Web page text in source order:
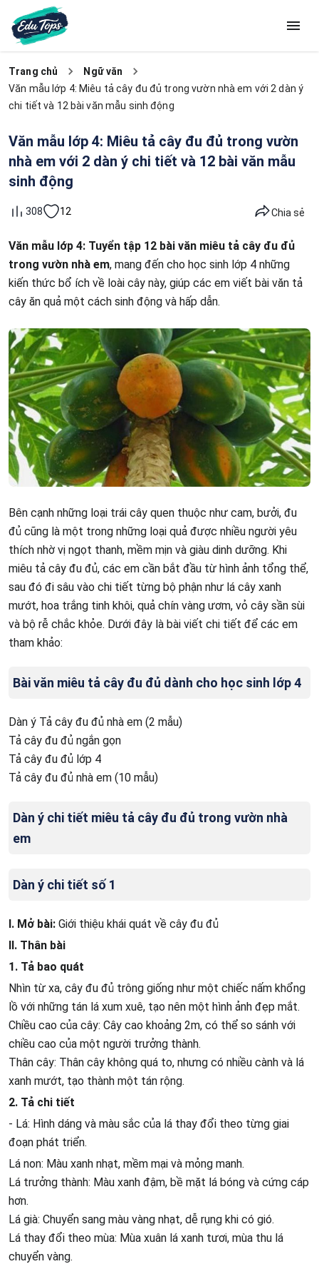
Trang chủ
Ngữ văn
Văn mẫu lớp 4: Miêu tả cây đu đủ trong vườn nhà em với 2 dàn ý
chi tiết và 12 bài văn mẫu sinh động
Văn mẫu lớp 4: Miêu tả cây đu đủ trong vườn
nhà em với 2 dàn ý chi tiết và 12 bài văn mẫu
sinh động
308 12 Chia sẻ
Văn mẫu lớp 4: Tuyển tập 12 bài văn miêu tả cây đu đủ
trong vườn nhà em, mang đến cho học sinh lớp 4 những
kiến thức bổ ích về loài cây này, giúp các em viết bài văn tả
cây ăn quả một cách sinh động và hấp dẫn.
Bên cạnh những loại trái cây quen thuộc như cam, bưởi, đu
đủ cũng là một trong những loại quả được nhiều người yêu
thích nhờ vị ngọt thanh, mềm mịn và giàu dinh dưỡng. Khi
miêu tả cây đu đủ, các em cần bắt đầu từ hình ảnh tổng thể,
sau đó đi sâu vào chi tiết từng bộ phận như lá cây xanh
mướt, hoa trắng tinh khôi, quả chín vàng ươm, vỏ cây sần sùi
và bộ rễ chắc khỏe. Dưới đây là bài viết chi tiết để các em
tham khảo:
Bài văn miêu tả cây đu đủ dành cho học sinh lớp 4
Dàn ý Tả cây đu đủ nhà em (2 mẫu)
Tả cây đu đủ ngắn gọn
Tả cây đu đủ lớp 4
Tả cây đu đủ nhà em (10 mẫu)
Dàn ý chi tiết miêu tả cây đu đủ trong vườn nhà
em
Dàn ý chi tiết số 1
I. Mở bài: Giới thiệu khái quát về cây đu đủ
II. Thân bài
1. Tả bao quát
Nhìn từ xa, cây đu đủ trông giống như một chiếc nấm khổng
lồ với những tán lá xum xuê, tạo nên một hình ảnh đẹp mắt.
Chiều cao của cây: Cây cao khoảng 2m, có thể so sánh với
chiều cao của một người trưởng thành.
Thân cây: Thân cây không quá to, nhưng có nhiều cành và lá
xanh mướt, tạo thành một tán rộng.
2. Tả chi tiết
- Lá: Hình dáng và màu sắc của lá thay đổi theo từng giai
đoạn phát triển.
Lá non: Màu xanh nhạt, mềm mại và mỏng manh.
Lá trưởng thành: Màu xanh đậm, bề mặt lá bóng và cứng cáp
hơn.
Lá già: Chuyển sang màu vàng nhạt, dễ rụng khi có gió.
Lá thay đổi theo mùa: Mùa xuân lá xanh tươi, mùa thu lá
chuyển vàng.